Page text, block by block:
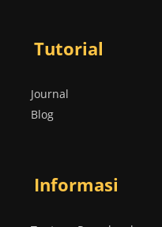
Tutorial
Journal
Blog
Informasi